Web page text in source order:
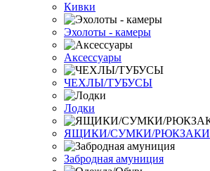
Кивки
Эхолоты - камеры
Аксессуары
ЧЕХЛЫ/ТУБУСЫ
Лодки
ЯЩИКИ/СУМКИ/РЮКЗАКИ
Забродная амуниция